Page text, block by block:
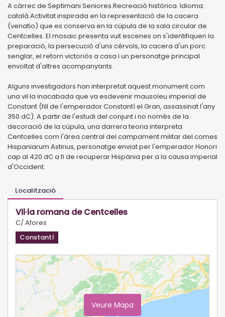
A càrrec de Septimani Seniores.Recreació històrica. Idioma:
català.Activitat inspirada en la representació de la cacera
(venatio) que es conserva en la cúpula de la sala circular de
Centcelles. El mosaic presenta vuit escenes on s'identifiquen la
preparació, la persecució d'uns cérvols, la cacera d'un porc
senglar, el retorn victoriós a casa i un personatge principal
envoltat d'altres acompanyants.
Alguns investigadors han interpretat aquest monument com
una vil·la inacabada que va esdevenir mausoleu imperial de
Constant (fill de l'emperador Constantí el Gran, assassinat l'any
350 dC). A partir de l'estudi del conjunt i no només de la
decoració de la cúpula, una darrera teoria interpreta
Centcelles com l'àrea central del campament militar del comes
Hispaniarum Astirius, personatge enviat per l'emperador Honori
cap al 420 dC a fi de recuperar Hispània per a la causa imperial
d'Occident.
Localització
Vil·la romana de Centcelles
C/ Afores
Constantí
Veure Mapa